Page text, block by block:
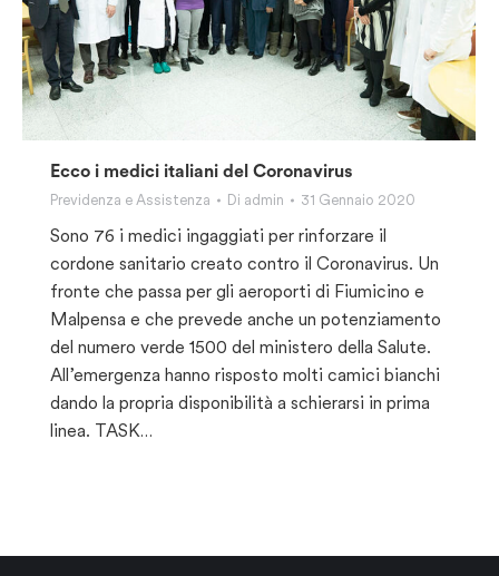
Ecco i medici italiani del Coronavirus
Previdenza e Assistenza Di admin 31 Gennaio 2020
Sono 76 i medici ingaggiati per rinforzare il
cordone sanitario creato contro il Coronavirus. Un
fronte che passa per gli aeroporti di Fiumicino e
Malpensa e che prevede anche un potenziamento
del numero verde 1500 del ministero della Salute.
All’emergenza hanno risposto molti camici bianchi
dando la propria disponibilità a schierarsi in prima
linea. TASK…